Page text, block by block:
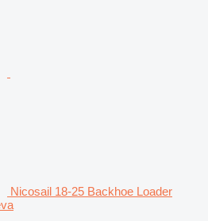
Nicosail 18-25 Backhoe Loader